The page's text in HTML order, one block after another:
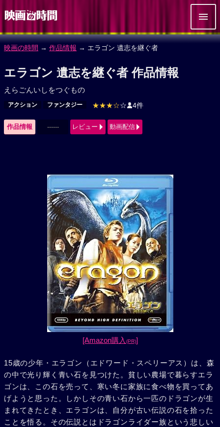
映画の時間 → 作品情報 → エラゴン 遺志を継ぐ者
エラゴン 遺志を継ぐ者 作品情報
えらごんいしをつぐもの
アクション ファンタジー ★★★☆☆ 4件
作品情報 ------ レビュー 動画配信
[Amazon購入 (PR)]
15歳の少年・エラゴン（エドワード・スペリーアス）は、森
の中で光り輝く青い石を見つけた。貧しい農場で暮らすエラ
ゴンは、この石を売って、寒い冬に家族に食べ物を買ってあ
げようと思った。しかしその青い石から一匹のドラゴンが生
まれてきたとき、エラゴンは、自分が古い伝説の石を拾った
ことを悟る。その伝説とはドラゴンライダー族という悲しい